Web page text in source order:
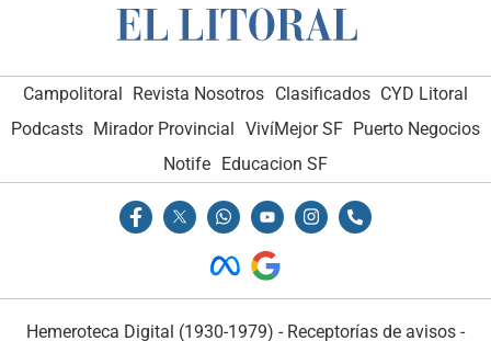
Campolitoral Revista Nosotros Clasificados CYD Litoral
Podcasts Mirador Provincial VivíMejor SF Puerto Negocios
Notife Educacion SF
Hemeroteca Digital (1930-1979) - Receptorías de avisos -